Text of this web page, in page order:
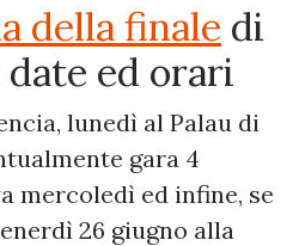
della finale di
date ed orari
lunedì al Palau di
gara 4
mercoledì ed infine, se
26 giugno alla